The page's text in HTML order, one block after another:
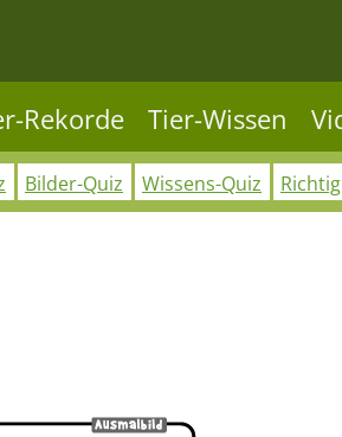
Rekorde Tier-Wissen
Bilder-Quiz Wissens-Quiz